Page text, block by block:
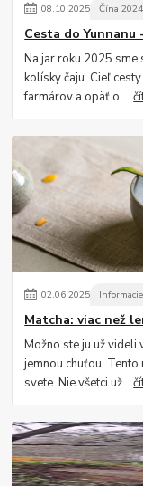
08.10.2025 Čína
Cesta do Yunnanu
Na jar roku 2025 sme
kolísky čaju. Cieľ
farmárov a opäť o ...
02.06.2025
Matcha: viac než
Možno ste ju už videli
jemnou chuťou.
svete. Nie všetci už...